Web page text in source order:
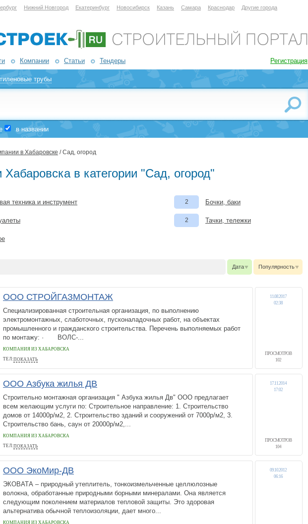
Нижний Новгород Екатеринбург Новосибирск Казань Самара Краснодар Другие города
Компании Статьи Тендеры Регистрация
трубы
в названии
в Хабаровске / Сад, огород
Хабаровска в категории "Сад, огород"
техника и инструмент 2 Бочки, баки
2 Тачки, тележки
Дата Популярность
ООО СТРОЙГАЗМОНТАЖ
Специализированная строительная организация, по выполнению
электромонтажных, слаботочных, пусконаладочных работ, на объектах
промышленного и гражданского строительства. Перечень выполняемых работ
по монтажу: · ВОЛС-...
КОМПАНИЯ ИЗ ХАБАРОВСКА
ТЕЛ:ПОКАЗАТЬ
+79141999812
ПРОСМОТРОВ
102
11.08.2017
02:38
ООО Азбука жилья ДВ
Строительно монтажная организация " Азбука жилья Дв" ООО предлагает
всем желающим услуги по: Строительное направление: 1. Строительство
домов от 14000р/м2, 2. Строительство зданий и сооружений от 7000р/м2, 3.
Строительство бань, саун от 20000р/м2,...
КОМПАНИЯ ИЗ ХАБАРОВСКА
ТЕЛ:ПОКАЗАТЬ
89244034388
ПРОСМОТРОВ
104
17.11.2014
17:02
ООО ЭкоМир-ДВ
ЭКОВАТА – природный утеплитель, тонкоизмельченные целлюлозные
волокна, обработанные природными борными минералами. Она является
следующим поколением материалов тепловой защиты. Это здоровая
альтернатива обычной теплоизоляции, дает много...
КОМПАНИЯ ИЗ ХАБАРОВСКА
09.10.2012
06:16